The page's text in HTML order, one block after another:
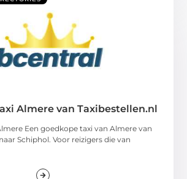
Almere van Taxibestellen.nl
Een goedkope taxi van Almere van
Schiphol. Voor reizigers die van